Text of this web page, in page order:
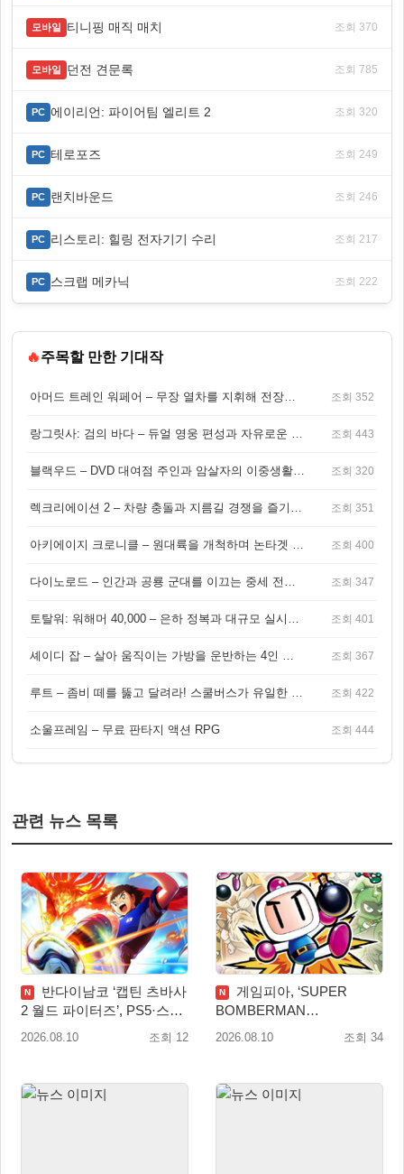
모바일 티니핑 매직 매치 조회 370
모바일 던전 견문록 조회 785
PC 에이리언: 파이어팀 엘리트 2 조회 320
PC 테로포즈 조회 249
PC 랜치바운드 조회 246
PC 리스토리: 힐링 전자기기 수리 조회 217
PC 스크랩 메카닉 조회 222
🔥주목할 만한 기대작
아머드 트레인 워페어 – 무장 열차를 지휘해 전장을 돌파하는 생존 전투 게임 조회 352
랑그릿사: 검의 바다 – 듀얼 영웅 편성과 자유로운 탐험을 결합한 판타지 전략 RPG 조회 443
블랙우드 – DVD 대여점 주인과 암살자의 이중생활을 그린 3인칭 액션 스릴러 게임 조회 320
렉크리에이션 2 – 차량 충돌과 지름길 경쟁을 즐기는 오픈월드 아케이드 레이싱 게임 조회 351
아키에이지 크로니클 – 원대륙을 개척하며 논타겟 전투를 즐기는 오픈월드 MMORPG 조회 400
다이노로드 – 인간과 공룡 군대를 이끄는 중세 전략 액션 RPG 조회 347
토탈워: 워해머 40,000 – 은하 정복과 대규모 실시간 전투가 결합된 전략 게임! 조회 401
셰이디 잡 – 살아 움직이는 가방을 운반하는 4인 협동 물리 어드벤처 게임 조회 367
루트 – 좀비 떼를 뚫고 달려라! 스쿨버스가 유일한 집이 되는 4인 협동 생존 게임 조회 422
소울프레임 – 무료 판타지 액션 RPG 조회 444
관련 뉴스 목록
N
반다이남코 ‘캡틴 츠바사
2 월드 파이터즈’, PS5·스위
치 패키지 선주문 실시
2026.08.10 조회 12
N
게임피아, ‘SUPER
BOMBERMAN
COLLECTION’ PS5·스위치
2026.08.10 조회 34